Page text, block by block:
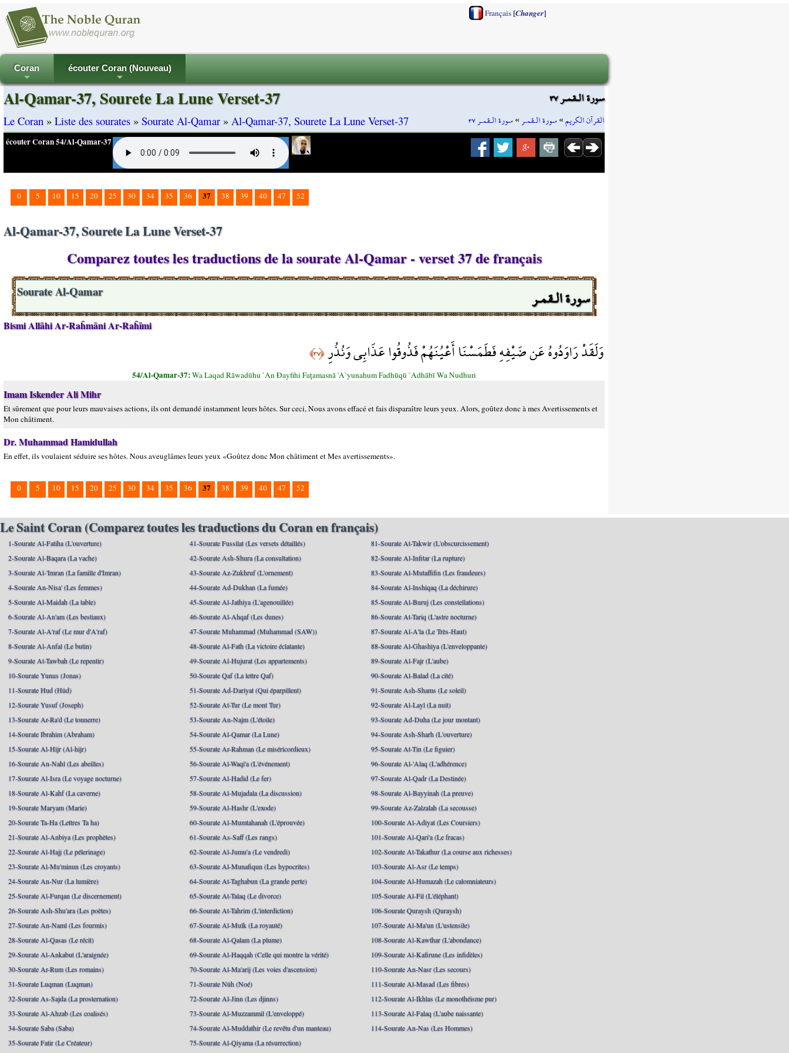
Français[Changer]
+
Coran
+
écouter Coran (Nouveau)
سورة الـقمـر ٣٧
القرآن الكريم»سورة الـقمـر»سورة الـقمـر ٣٧
Al-Qamar-37, Sourete La Lune Verset-37
Le Coran » Liste des sourates » Sourate Al-Qamar » Al-Qamar-37, Sourete La Lune Verset-37
écouter Coran 54/Al-Qamar-37
0 5 10 15 20 25 30 34 35 36 37 38 39 40 47 52
Al-Qamar-37, Sourete La Lune Verset-37
Comparez toutes les traductions de la sourate Al-Qamar - verset 37 de français
سورة الـقمـر Sourate Al-Qamar
Bismi Allāhi Ar-Raĥmāni Ar-Raĥīmi
وَلَقَدْ رَاوَدُوهُ عَن ضَيْفِهِ فَطَمَسْنَا أَعْيُنَهُمْ فَذُوقُوا عَذَابِي وَنُذُرِ﴿٣٧﴾
54/Al-Qamar-37:Wa Laqad Rāwadūhu `An Đayfihi Faţamasnā 'A`yunahum Fadhūqū `Adhābī Wa Nudhuri
Imam Iskender Ali Mihr
Et sûrement que pour leurs mauvaises actions, ils ont demandé instamment leurs hôtes. Sur ceci, Nous avons effacé et fais disparaître leurs yeux. Alors, goûtez donc à mes Avertissements et
Mon châtiment.
Dr. Muhammad Hamidullah
En effet, ils voulaient séduire ses hôtes. Nous aveuglâmes leurs yeux «Goûtez donc Mon châtiment et Mes avertissements».
0 5 10 15 20 25 30 34 35 36 37 38 39 40 47 52
Le Saint Coran (Comparez toutes les traductions du Coran en français)
1-Sourate Al-Fatiha (L'ouverture)
2-Sourate Al-Baqara (La vache)
3-Sourate Al-'Imran (La famille d'Imran)
4-Sourate An-Nisa' (Les femmes)
5-Sourate Al-Maidah (La table)
6-Sourate Al-An'am (Les bestiaux)
7-Sourate Al-A'raf (Le mur d'A'raf)
8-Sourate Al-Anfal (Le butin)
9-Sourate At-Tawbah (Le repentir)
10-Sourate Yunus (Jonas)
11-Sourate Hud (Hûd)
12-Sourate Yusuf (Joseph)
13-Sourate Ar-Ra'd (Le tonnerre)
14-Sourate Ibrahim (Abraham)
15-Sourate Al-Hijr (Al-hijr)
16-Sourate An-Nahl (Les abeilles)
17-Sourate Al-Isra (Le voyage nocturne)
18-Sourate Al-Kahf (La caverne)
19-Sourate Maryam (Marie)
20-Sourate Ta-Ha (Lettres Ta ha)
21-Sourate Al-Anbiya (Les prophètes)
22-Sourate Al-Hajj (Le pélerinage)
23-Sourate Al-Mu'minun (Les croyants)
24-Sourate An-Nur (La lumière)
25-Sourate Al-Furqan (Le discernement)
26-Sourate Ash-Shu'ara (Les poètes)
27-Sourate An-Naml (Les fourmis)
28-Sourate Al-Qasas (Le récit)
29-Sourate Al-Ankabut (L'araignée)
30-Sourate Ar-Rum (Les romains)
31-Sourate Luqman (Luqman)
32-Sourate As-Sajda (La prosternation)
33-Sourate Al-Ahzab (Les coalisés)
34-Sourate Saba (Saba)
35-Sourate Fatir (Le Créateur)
41-Sourate Fussilat (Les versets détaillés)
42-Sourate Ash-Shura (La consultation)
43-Sourate Az-Zukhruf (L'ornement)
44-Sourate Ad-Dukhan (La fumée)
45-Sourate Al-Jathiya (L'agenouillée)
46-Sourate Al-Ahqaf (Les dunes)
47-Sourate Muhammad (Muhammad (SAW))
48-Sourate Al-Fath (La victoire éclatante)
49-Sourate Al-Hujurat (Les appartements)
50-Sourate Qaf (La lettre Qaf)
51-Sourate Ad-Dariyat (Qui éparpillent)
52-Sourate At-Tur (Le mont Tur)
53-Sourate An-Najm (L'étoile)
54-Sourate Al-Qamar (La Lune)
55-Sourate Ar-Rahman (Le miséricordieux)
56-Sourate Al-Waqi'a (L'événement)
57-Sourate Al-Hadid (Le fer)
58-Sourate Al-Mujadala (La discussion)
59-Sourate Al-Hashr (L'exode)
60-Sourate Al-Mumtahanah (L'éprouvée)
61-Sourate As-Saff (Les rangs)
62-Sourate Al-Jumu'a (Le vendredi)
63-Sourate Al-Munafiqun (Les hypocrites)
64-Sourate At-Taghabun (La grande perte)
65-Sourate At-Talaq (Le divorce)
66-Sourate At-Tahrim (L'interdiction)
67-Sourate Al-Mulk (La royauté)
68-Sourate Al-Qalam (La plume)
69-Sourate Al-Haqqah (Celle qui montre la vérité)
70-Sourate Al-Ma'arij (Les voies d'ascension)
71-Sourate Nûh (Noé)
72-Sourate Al-Jinn (Les djinns)
73-Sourate Al-Muzzammil (L'enveloppé)
74-Sourate Al-Muddathir (Le revêtu d'un manteau)
75-Sourate Al-Qiyama (La résurrection)
81-Sourate At-Takwir (L'obscurcissement)
82-Sourate Al-Infitar (La rupture)
83-Sourate Al-Mutaffifin (Les fraudeurs)
84-Sourate Al-Inshiqaq (La déchirure)
85-Sourate Al-Buruj (Les constellations)
86-Sourate At-Tariq (L'astre nocturne)
87-Sourate Al-A'la (Le Très-Haut)
88-Sourate Al-Ghashiya (L'enveloppante)
89-Sourate Al-Fajr (L'aube)
90-Sourate Al-Balad (La cité)
91-Sourate Ash-Shams (Le soleil)
92-Sourate Al-Layl (La nuit)
93-Sourate Ad-Duha (Le jour montant)
94-Sourate Ash-Sharh (L'ouverture)
95-Sourate At-Tin (Le figuier)
96-Sourate Al-'Alaq (L'adhérence)
97-Sourate Al-Qadr (La Destinée)
98-Sourate Al-Bayyinah (La preuve)
99-Sourate Az-Zalzalah (La secousse)
100-Sourate Al-Adiyat (Les Coursiers)
101-Sourate Al-Qari'a (Le fracas)
102-Sourate At-Takathur (La course aux richesses)
103-Sourate Al-Asr (Le temps)
104-Sourate Al-Humazah (Le calomniateurs)
105-Sourate Al-Fil (L'éléphant)
106-Sourate Quraysh (Quraysh)
107-Sourate Al-Ma'un (L'ustensile)
108-Sourate Al-Kawthar (L'abondance)
109-Sourate Al-Kafirune (Les infidèles)
110-Sourate An-Nasr (Les secours)
111-Sourate Al-Masad (Les fibres)
112-Sourate Al-Ikhlas (Le monothéisme pur)
113-Sourate Al-Falaq (L'aube naissante)
114-Sourate An-Nas (Les Hommes)